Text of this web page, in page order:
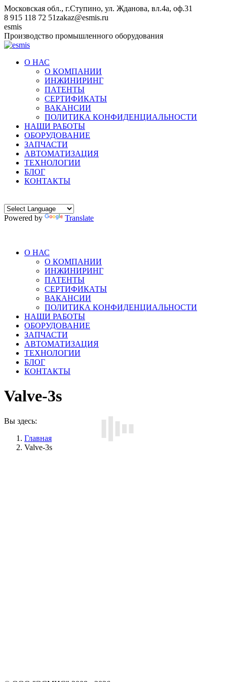
Перейти
к
содержанию
Московская обл., г.Ступино, ул. Жданова, вл.4а, оф.31
8 915 118 72 51zakaz@esmis.ru
Вконтакте
esmis
Производство промышленного оборудования
О НАС
О КОМПАНИИ
ИНЖИНИРИНГ
ПАТЕНТЫ
СЕРТИФИКАТЫ
ВАКАНСИИ
ПОЛИТИКА КОНФИДЕНЦИАЛЬНОСТИ
НАШИ РАБОТЫ
ОБОРУДОВАНИЕ
ЗАПЧАСТИ
АВТОМАТИЗАЦИЯ
ТЕХНОЛОГИИ
БЛОГ
КОНТАКТЫ
Powered by Translate
О НАС
О КОМПАНИИ
ИНЖИНИРИНГ
ПАТЕНТЫ
СЕРТИФИКАТЫ
ВАКАНСИИ
ПОЛИТИКА КОНФИДЕНЦИАЛЬНОСТИ
НАШИ РАБОТЫ
ОБОРУДОВАНИЕ
ЗАПЧАСТИ
АВТОМАТИЗАЦИЯ
ТЕХНОЛОГИИ
БЛОГ
КОНТАКТЫ
Valve-3s
Вы здесь:
Главная
Valve-3s